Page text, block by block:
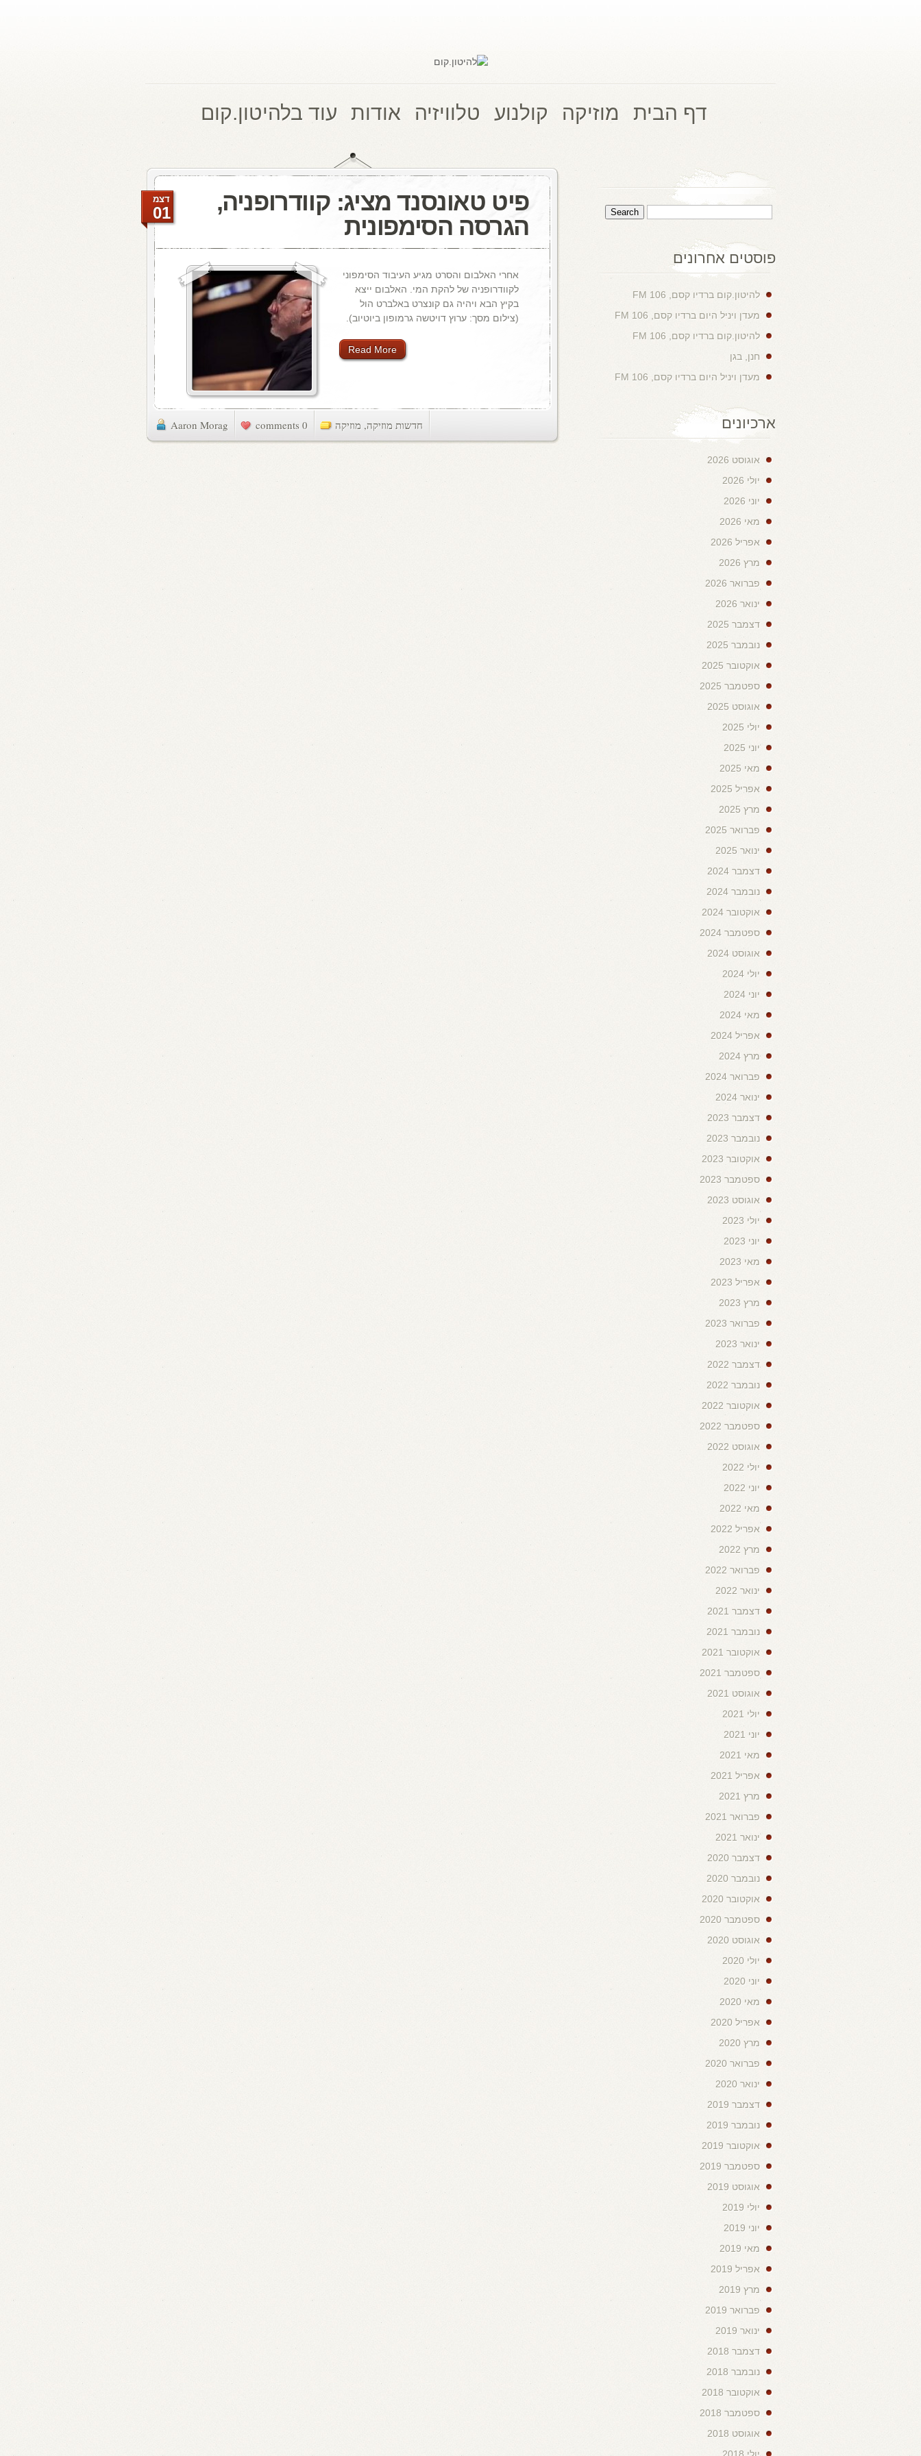
דף הבית מוזיקה קולנוע טלוויזיה אודות עוד בלהיטון.קום
פיט טאונסנד מציג: קוודרופניה,
הגרסה הסימפונית
דצמ
01
אחרי האלבום והסרט מגיע העיבוד הסימפוני
לקוודרופניה של להקת המי. האלבום ייצא
בקיץ הבא ויהיה גם קונצרט באלברט הול
(צילום מסך: ערוץ דויטשה גרמופון ביוטיוב).
Read More
Aaron Morag 0 comments חדשות מוזיקה, מוזיקה
פוסטים אחרונים
להיטון.קום ברדיו קסם, 106 FM
מעדן ויניל היום ברדיו קסם, 106 FM
להיטון.קום ברדיו קסם, 106 FM
חנן, בגן
מעדן ויניל היום ברדיו קסם, 106 FM
ארכיונים
אוגוסט 2026
יולי 2026
יוני 2026
מאי 2026
אפריל 2026
מרץ 2026
פברואר 2026
ינואר 2026
דצמבר 2025
נובמבר 2025
אוקטובר 2025
ספטמבר 2025
אוגוסט 2025
יולי 2025
יוני 2025
מאי 2025
אפריל 2025
מרץ 2025
פברואר 2025
ינואר 2025
דצמבר 2024
נובמבר 2024
אוקטובר 2024
ספטמבר 2024
אוגוסט 2024
יולי 2024
יוני 2024
מאי 2024
אפריל 2024
מרץ 2024
פברואר 2024
ינואר 2024
דצמבר 2023
נובמבר 2023
אוקטובר 2023
ספטמבר 2023
אוגוסט 2023
יולי 2023
יוני 2023
מאי 2023
אפריל 2023
מרץ 2023
פברואר 2023
ינואר 2023
דצמבר 2022
נובמבר 2022
אוקטובר 2022
ספטמבר 2022
אוגוסט 2022
יולי 2022
יוני 2022
מאי 2022
אפריל 2022
מרץ 2022
פברואר 2022
ינואר 2022
דצמבר 2021
נובמבר 2021
אוקטובר 2021
ספטמבר 2021
אוגוסט 2021
יולי 2021
יוני 2021
מאי 2021
אפריל 2021
מרץ 2021
פברואר 2021
ינואר 2021
דצמבר 2020
נובמבר 2020
אוקטובר 2020
ספטמבר 2020
אוגוסט 2020
יולי 2020
יוני 2020
מאי 2020
אפריל 2020
מרץ 2020
פברואר 2020
ינואר 2020
דצמבר 2019
נובמבר 2019
אוקטובר 2019
ספטמבר 2019
אוגוסט 2019
יולי 2019
יוני 2019
מאי 2019
אפריל 2019
מרץ 2019
פברואר 2019
ינואר 2019
דצמבר 2018
נובמבר 2018
אוקטובר 2018
ספטמבר 2018
אוגוסט 2018